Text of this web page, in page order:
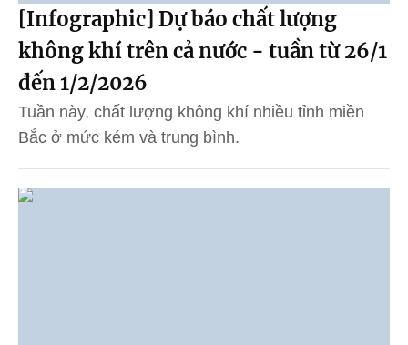
[Infographic] Dự báo chất lượng
không khí trên cả nước - tuần từ 26/1
đến 1/2/2026
Tuần này, chất lượng không khí nhiều tỉnh miền
Bắc ở mức kém và trung bình.